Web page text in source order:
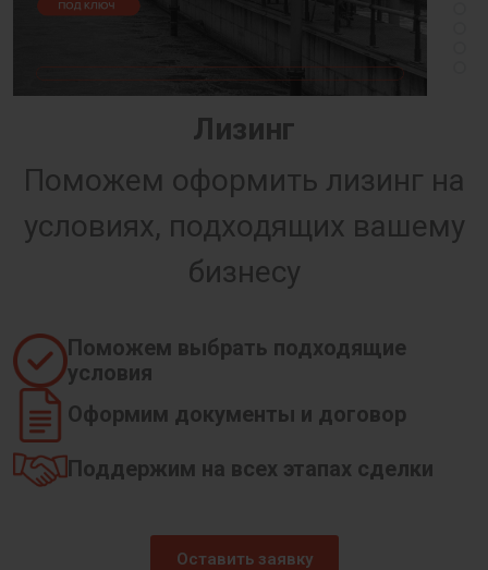
Лизинг
Поможем оформить лизинг на
условиях, подходящих вашему
бизнесу
Поможем выбрать подходящие
условия
Оформим документы и договор
Поддержим на всех этапах сделки
Оставить заявку